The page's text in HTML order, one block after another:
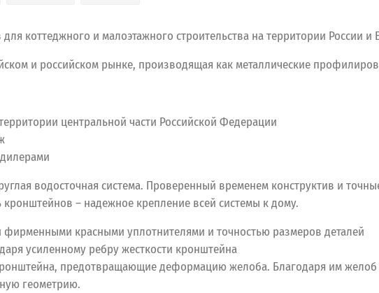
коттеджного и малоэтажного строительства на территории России и
и российском рынке, производящая как металлические
центральной части Российской Федерации
водосточная система. Проверенный временем конструктив и
– надежное крепление всей системы к дому.
фирменными красными уплотнителями и точностью размеров деталей
усиленному ребру жесткости кронштейна
предотвращающие деформацию желоба. Благодаря им желоб
геометрию.